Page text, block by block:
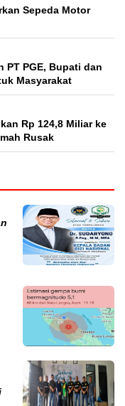
Sepeda Motor
PT PGE, Bupati dan
Masyarakat
Rp 124,8 Miliar ke
Rusak